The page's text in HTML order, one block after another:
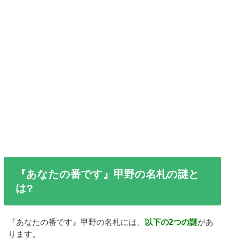
『あなたの番です』甲野の名札の謎と
は?
『あなたの番です』甲野の名札には、 以下の2つの謎があ
ります。